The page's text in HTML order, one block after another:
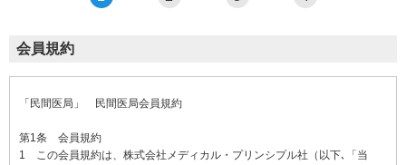
会員規約
「民間医局」 民間医局会員規約
第1条 会員規約
1 この会員規約は、株式会社メディカル・プリンシプル社（以下､「当